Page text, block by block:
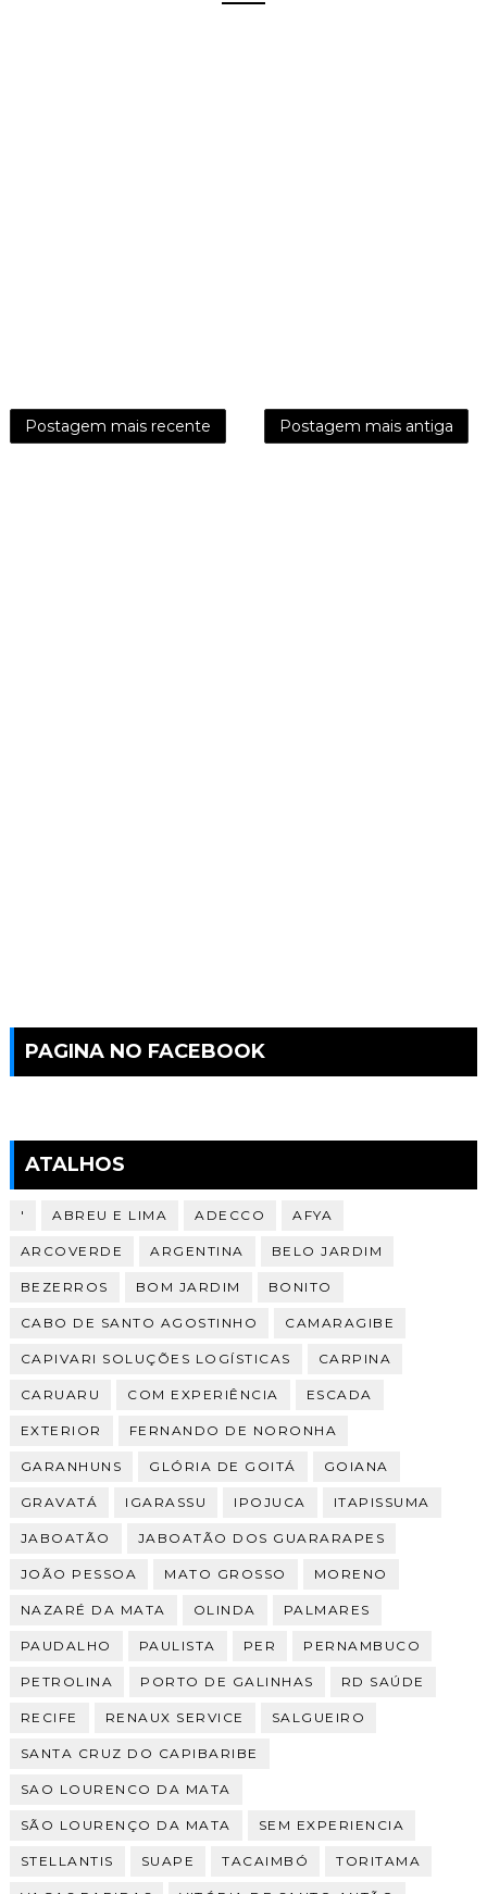
Postagem mais recente Postagem mais antiga
PAGINA NO FACEBOOK
ATALHOS
' ABREU E LIMA ADECCO AFYA
ARCOVERDE ARGENTINA BELO JARDIM
BEZERROS BOM JARDIM BONITO
CABO DE SANTO AGOSTINHO CAMARAGIBE
CAPIVARI SOLUÇÕES LOGÍSTICAS CARPINA
CARUARU COM EXPERIÊNCIA ESCADA
EXTERIOR FERNANDO DE NORONHA
GARANHUNS GLÓRIA DE GOITÁ GOIANA
GRAVATÁ IGARASSU IPOJUCA ITAPISSUMA
JABOATÃO JABOATÃO DOS GUARARAPES
JOÃO PESSOA MATO GROSSO MORENO
NAZARÉ DA MATA OLINDA PALMARES
PAUDALHO PAULISTA PER PERNAMBUCO
PETROLINA PORTO DE GALINHAS RD SAÚDE
RECIFE RENAUX SERVICE SALGUEIRO
SANTA CRUZ DO CAPIBARIBE
SAO LOURENCO DA MATA
SÃO LOURENÇO DA MATA SEM EXPERIENCIA
STELLANTIS SUAPE TACAIMBÓ TORITAMA